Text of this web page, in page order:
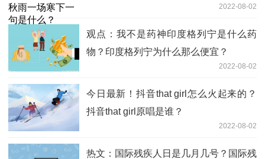
2022-08-02
观点：我不是药神印度格列宁是什么药
物？印度格列宁为什么那么便宜？
2022-08-02
今日最新！抖音that girl怎么火起来的？
抖音that girl原唱是谁？
2022-08-02
热文：国际残疾人日是几月几号？国际残